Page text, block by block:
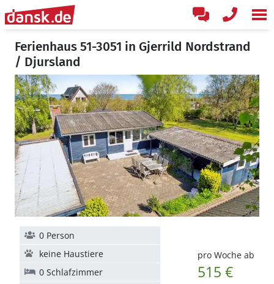
Ferienhaus 51-3051 in Gjerrild Nordstrand
/ Djursland
pro Woche ab
515 €
0 Person
keine Haustiere
0 Schlafzimmer